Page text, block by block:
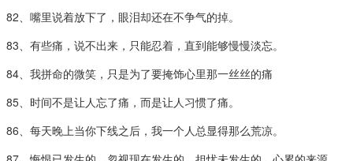
82、嘴里说着放下了，眼泪却还在不争气的掉。
83、有些痛，说不出来，只能忍着，直到能够慢慢淡忘。
84、我拼命的微笑，只是为了要掩饰心里那一丝丝的痛
85、时间不是让人忘了痛，而是让人习惯了痛。
86、每天晚上当你下线之后，我一个人总显得那么荒凉。